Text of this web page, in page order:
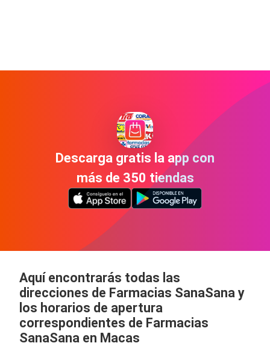
Descarga gratis la app con
más de 350 tiendas
Aquí encontrarás todas las
direcciones de Farmacias SanaSana y
los horarios de apertura
correspondientes de Farmacias
SanaSana en Macas